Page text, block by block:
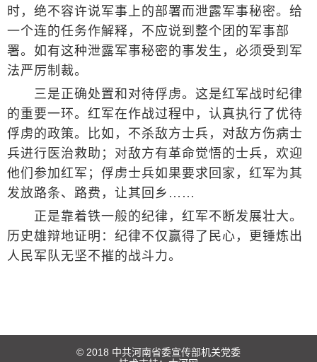
时，绝不容许说军事上的部署而泄露军事秘密。给
一个连的任务作解释，不应说到整个团的军事部
署。如有这种泄露军事秘密的事发生，必须受到军
法严厉制裁。
三是正确处置和对待俘虏。这是红军战时纪律
的重要一环。红军在作战过程中，认真执行了优待
俘虏的政策。比如，不杀敌方士兵，对敌方伤病士
兵进行医治救助；对敌方有革命觉悟的士兵，欢迎
他们参加红军；俘虏士兵如果要求回家，红军为其
发放路条、路费，让其回乡……
正是靠着铁一般的纪律，红军不断发展壮大。
历史雄辩地证明：纪律不仅赢得了民心，更锤炼出
人民军队无坚不摧的战斗力。
© 2018 中共河南省委宣传部机关党委